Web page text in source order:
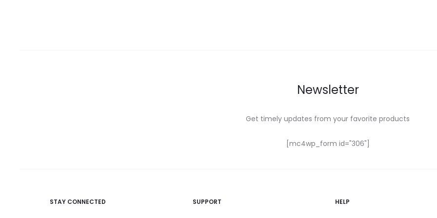
Newsletter
Get timely updates from your favorite products
[mc4wp_form id="306"]
STAY CONNECTED SUPPORT HELP